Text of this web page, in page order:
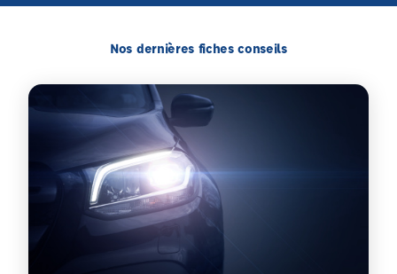
Nos dernières fiches conseils